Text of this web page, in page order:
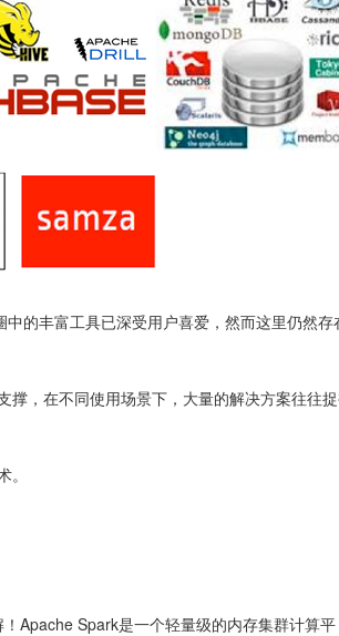
的丰富工具已深受用户喜爱，然而这里仍然存
撑，在不同使用场景下，大量的解决方案往往
Apache Spark是一个轻量级的内存集群计算平